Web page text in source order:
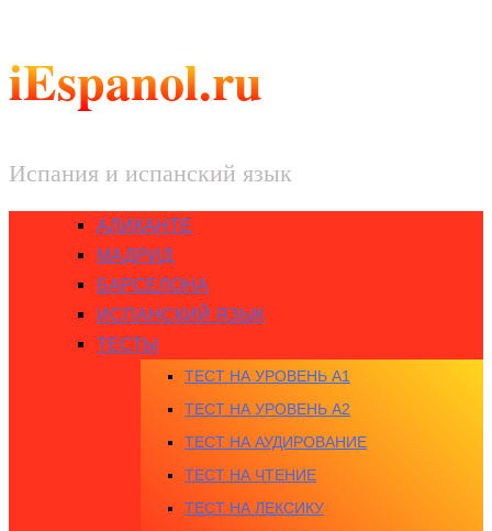
iEspanol.ru
Испания и испанский язык
АЛИКАНТЕ
МАДРИД
БАРСЕЛОНА
ИСПАНСКИЙ ЯЗЫК
ТЕСТЫ
ТЕСТ НА УРОВЕНЬ A1
ТЕСТ НА УРОВЕНЬ A2
ТЕСТ НА АУДИРОВАНИЕ
ТЕСТ НА ЧТЕНИЕ
ТЕСТ НА ЛЕКСИКУ